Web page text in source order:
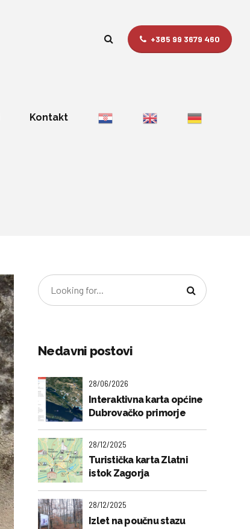
+385 99 3679 460
Kontakt
Nedavni postovi
28/06/2026
Interaktivna karta općine
Dubrovačko primorje
28/12/2025
Turistička karta Zlatni
istok Zagorja
28/12/2025
Izlet na poučnu stazu